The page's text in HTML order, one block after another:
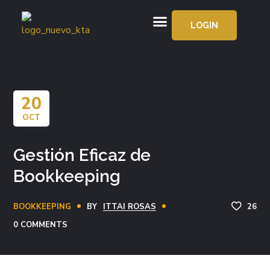
LOGIN
20
OCT
Gestión Eficaz de
Bookkeeping
BOOKKEEPING BY
ITTAI ROSAS
0 COMMENTS
26